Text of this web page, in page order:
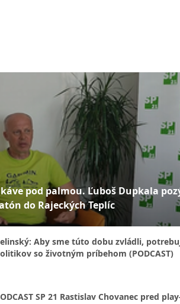
káve pod palmou. Ľuboš Dupkala
do Rajeckých Teplíc
Aby sme túto dobu zvládli,
so životným príbehom (PODCAST)
SP 21 Rastislav Chovanec pred